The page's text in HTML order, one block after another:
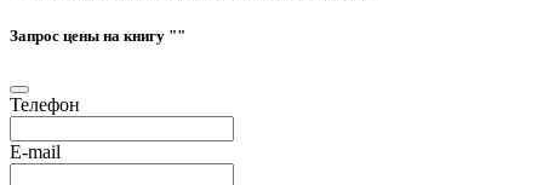
Запрос цены на книгу ""
Телефон
E-mail